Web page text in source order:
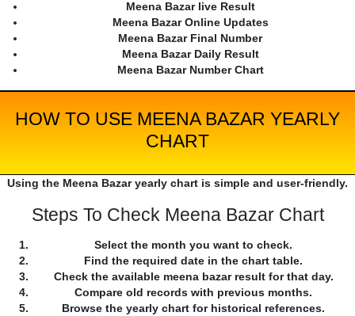
Meena Bazar live Result
Meena Bazar Online Updates
Meena Bazar Final Number
Meena Bazar Daily Result
Meena Bazar Number Chart
HOW TO USE MEENA BAZAR YEARLY
CHART
Using the Meena Bazar yearly chart is simple and user-friendly.
Steps To Check Meena Bazar Chart
Select the month you want to check.
Find the required date in the chart table.
Check the available meena bazar result for that day.
Compare old records with previous months.
Browse the yearly chart for historical references.